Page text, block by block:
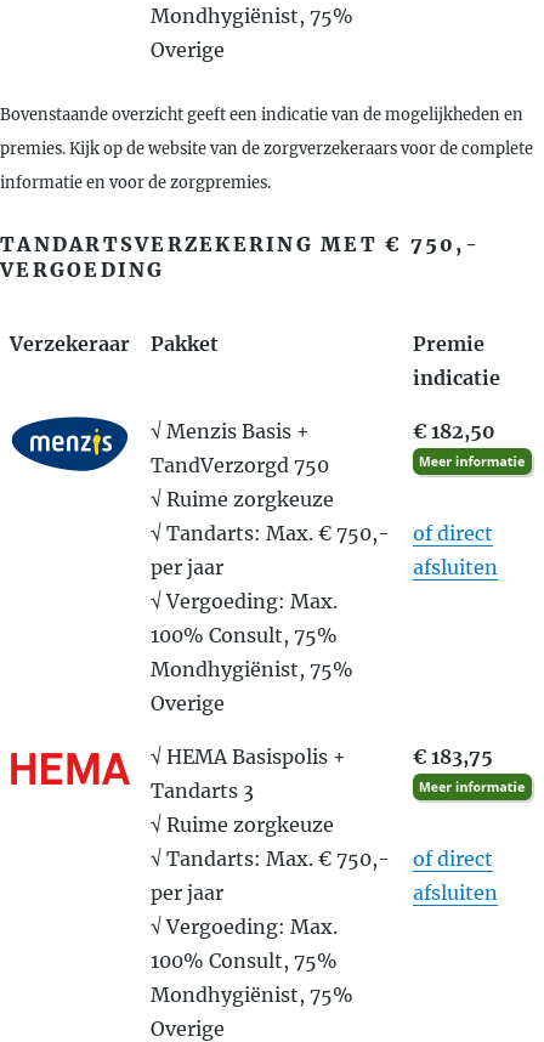
Mondhygiënist, 75%
Overige
Bovenstaande overzicht geeft een indicatie van de mogelijkheden en
premies. Kijk op de website van de zorgverzekeraars voor de complete
informatie en voor de zorgpremies.
TANDARTSVERZEKERING MET € 750,-
VERGOEDING
Verzekeraar Pakket
Premie
indicatie
√ Menzis Basis +
TandVerzorgd 750
√ Ruime zorgkeuze
√ Tandarts: Max. € 750,-
per jaar
√ Vergoeding: Max.
100% Consult, 75%
Mondhygiënist, 75%
Overige
€ 182,50
of direct
afsluiten
√ HEMA Basispolis +
Tandarts 3
√ Ruime zorgkeuze
√ Tandarts: Max. € 750,-
per jaar
√ Vergoeding: Max.
100% Consult, 75%
Mondhygiënist, 75%
Overige
€ 183,75
of direct
afsluiten